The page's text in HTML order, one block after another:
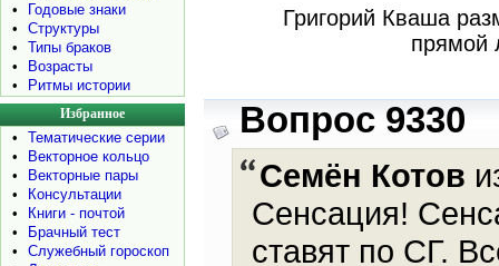
•
Годовые знаки
•
Структуры
•
Типы браков
•
Возрасты
•
Ритмы истории
Избранное
•
Тематические серии
•
Векторное кольцо
•
Векторные пары
•
Консультации
•
Книги - почтой
•
Брачный тест
•
Служебный гороскоп
Григорий Кваша
прямой
Вопрос 9330
Семён Котов
Сенсация!
ставят по СГ.